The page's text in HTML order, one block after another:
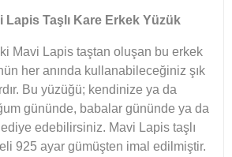
Lapis Taşlı Kare Erkek Yüzük
Mavi Lapis taştan oluşan bu erkek
her anında kullanabileceğiniz şık
Bu yüzüğü; kendinize ya da
gününde, babalar gününde ya da
edebilirsiniz. Mavi Lapis taşlı
925 ayar gümüşten imal edilmiştir.